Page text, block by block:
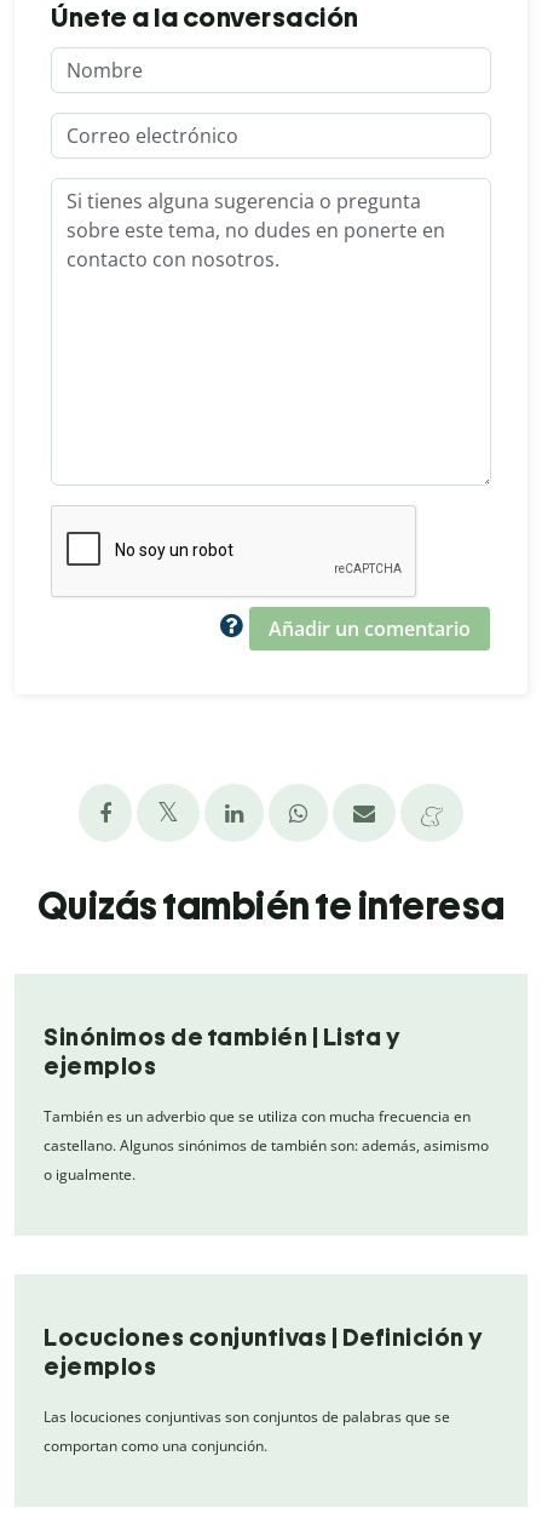
Únete a la conversación
Añadir un comentario
Quizás también te interesa
Sinónimos de también | Lista y
ejemplos
También es un adverbio que se utiliza con mucha frecuencia en
castellano. Algunos sinónimos de también son: además, asimismo
o igualmente.
Locuciones conjuntivas | Definición y
ejemplos
Las locuciones conjuntivas son conjuntos de palabras que se
comportan como una conjunción.